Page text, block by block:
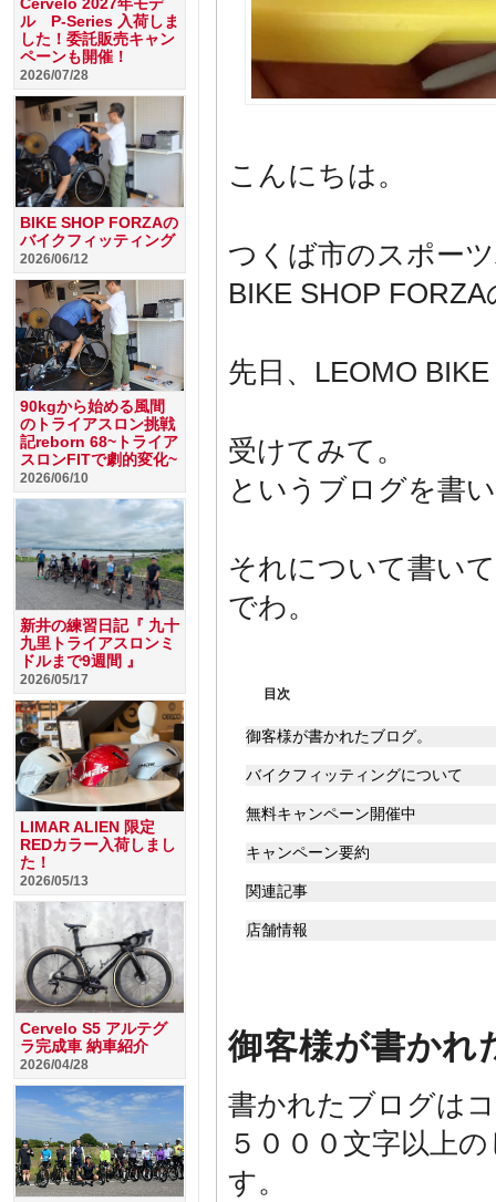
こんにちは。
つくば市のスポー
BIKE SHOP
先日、LEOMO
受けてみて。
というブログを書
それについて書い
でわ。
目次
御客様が書かれたブログ。
バイクフィッティングについて
無料キャンペーン開催中
キャンペーン要約
関連記事
店舗情報
御客様が書かれ
書かれたブログは
５０００文字以上
す。
ル P-Series 入荷しま
した！委託販売キャン
ペーンも開催！
2026/07/28
BIKE SHOP FORZAの
バイクフィッティング
2026/06/12
90kgから始める風間
のトライアスロン挑戦
記reborn 68~トライア
スロンFITで劇的変化~
2026/06/10
新井の練習日記『 九十
九里トライアスロンミ
ドルまで9週間 』
2026/05/17
LIMAR ALIEN 限定
REDカラー入荷しまし
た！
2026/05/13
Cervelo S5 アルテグ
ラ完成車 納車紹介
2026/04/28